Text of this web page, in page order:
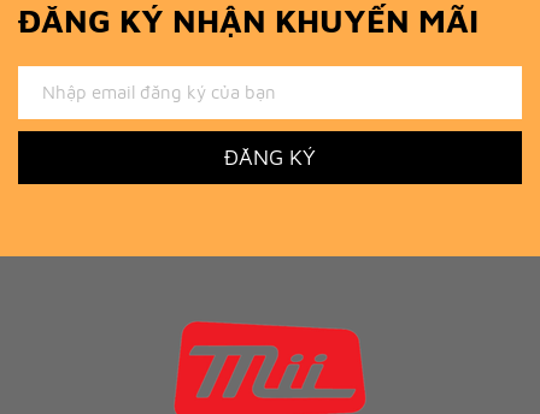
ĐĂNG KÝ NHẬN KHUYẾN MÃI
ĐĂNG KÝ